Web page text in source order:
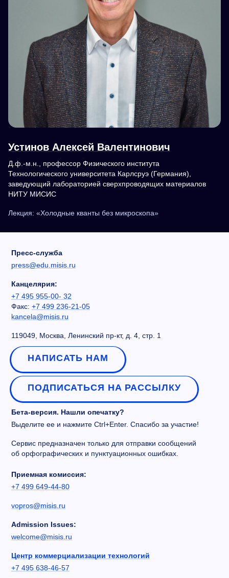
Устинов Алексей Валентинович
Д.ф.-м.н., профессор Физического института
Технологического университета Карлсруэ (Германия),
заведующий лабораторией сверхпроводящих материалов
НИТУ МИСИС
Лекция: «Холодные кванты без микроскопа»
Пресс-служба
press@edu.misis.ru
Канцелярия:
+7 495 955-00- 32
Факс: +7 499 236-21-05
kancela@misis.ru
119049, Москва, Ленинский пр-кт, д. 4, стр. 1
НАПИСАТЬ НАМ
ПОДПИСАТЬСЯ НА РАССЫЛКУ
Бета-версия. Нашли опечатку?
Выделите ее и нажмите Ctrl+Enter. Спасибо за участие!
Сервис предназначен только для отправки сообщений
об орфографических и пунктуационных ошибках.
Приемная комиссия:
+7 499 649-44-80
vopros@misis.ru
Admission Issues:
welcome@misis.ru
Центр коммерциализации технологий
+7 495 638-46-57